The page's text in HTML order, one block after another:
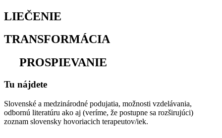
LIEČENIE
TRANSFORMÁCIA
PROSPIEVANIE
Tu nájdete
Slovenské a medzinárodné podujatia, možnosti vzdelávania,
odbornú literatúru ako aj (veríme, že postupne sa rozširujúci)
zoznam slovensky hovoriacich terapeutov/iek.